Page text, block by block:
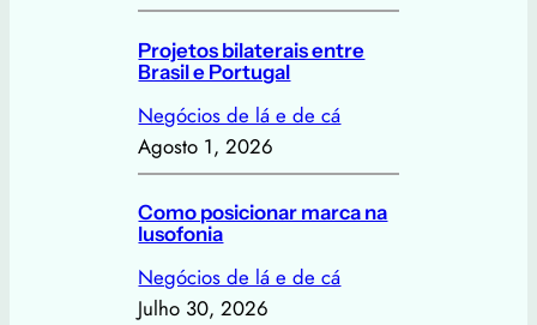
Projetos bilaterais entre
Brasil e Portugal
Negócios de lá e de cá
Agosto 1, 2026
Como posicionar marca na
lusofonia
Negócios de lá e de cá
Julho 30, 2026